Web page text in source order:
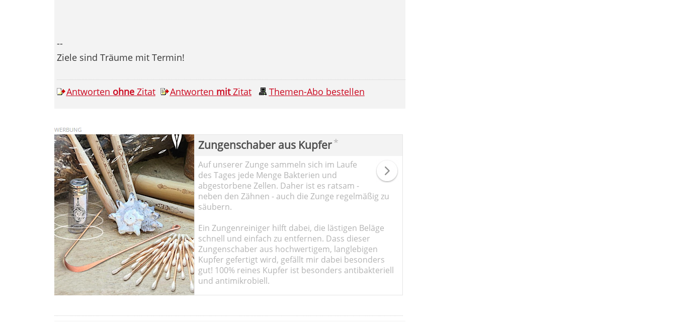
--
Ziele sind Träume mit Termin!
Antworten ohneZitat Antworten mitZitat Themen-Abo bestellen
Zungenschaber aus Kupfer*
Auf unserer Zunge sammeln sich im Laufe
des Tages jede Menge Bakterien und
abgestorbene Zellen. Daher ist es ratsam -
neben den Zähnen - auch die Zunge regelmäßig zu
säubern.
Ein Zungenreiniger hilft dabei, die lästigen Beläge
schnell und einfach zu entfernen. Dass dieser
Zungenschaber aus hochwertigem, langlebigen
Kupfer gefertigt wird, gefällt mir dabei besonders
gut! 100% reines Kupfer ist besonders antibakteriell
und antimikrobiell.